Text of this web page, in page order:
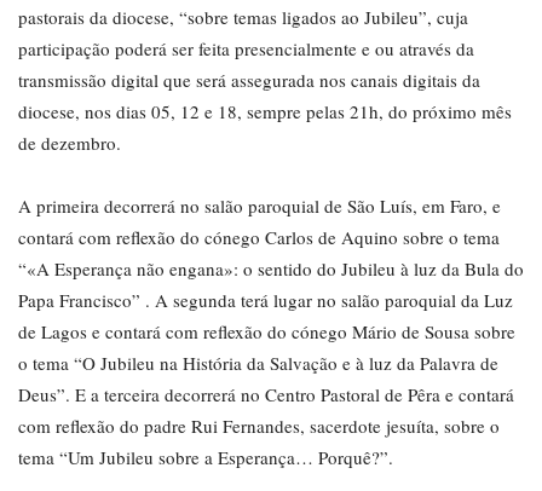
pastorais da diocese, “sobre temas ligados ao Jubileu”, cuja
participação poderá ser feita presencialmente e ou através da
transmissão digital que será assegurada nos canais digitais da
diocese, nos dias 05, 12 e 18, sempre pelas 21h, do próximo mês
de dezembro.
A primeira decorrerá no salão paroquial de São Luís, em Faro, e
contará com reflexão do cónego Carlos de Aquino sobre o tema
“«A Esperança não engana»: o sentido do Jubileu à luz da Bula do
Papa Francisco” . A segunda terá lugar no salão paroquial da Luz
de Lagos e contará com reflexão do cónego Mário de Sousa sobre
o tema “O Jubileu na História da Salvação e à luz da Palavra de
Deus”. E a terceira decorrerá no Centro Pastoral de Pêra e contará
com reflexão do padre Rui Fernandes, sacerdote jesuíta, sobre o
tema “Um Jubileu sobre a Esperança… Porquê?”.